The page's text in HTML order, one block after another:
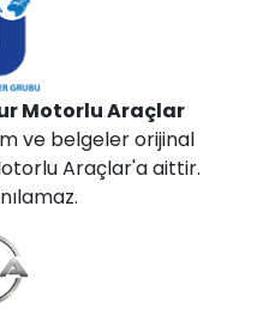
Motorlu Araçlar
ve belgeler orijinal
Araçlar'a aittir.